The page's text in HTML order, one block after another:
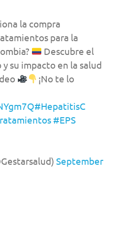
la compra
para la
Descubre el
su impacto en la salud
¡No te lo
#HepatitisC
#EPS
September